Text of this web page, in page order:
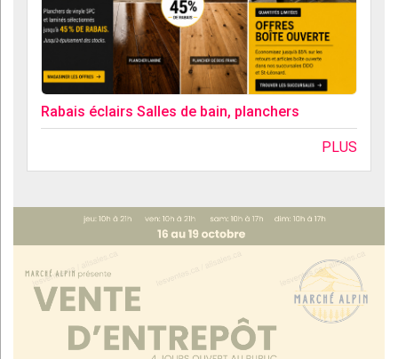
Rabais éclairs Salles de bain, planchers
PLUS